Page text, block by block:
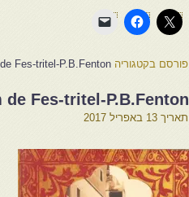
פורסם בקטגוריה Fes-tritel-P.B.Fenton
de Fes-tritel-P.B.Fenton
תאריך 13 באפריל 2017